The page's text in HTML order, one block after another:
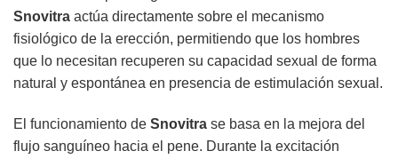
Snovitra actúa directamente sobre el mecanismo
fisiológico de la erección, permitiendo que los hombres
que lo necesitan recuperen su capacidad sexual de forma
natural y espontánea en presencia de estimulación sexual.
El funcionamiento de Snovitra se basa en la mejora del
flujo sanguíneo hacia el pene. Durante la excitación